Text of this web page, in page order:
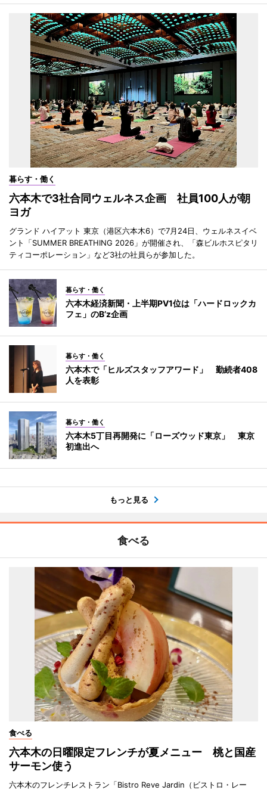
暮らす・働く
六本木で3社合同ウェルネス企画 社員100人が朝
ヨガ
グランド ハイアット 東京（港区六本木6）で7月24日、ウェルネスイベ
ント「SUMMER BREATHING 2026」が開催され、「森ビルホスピタリ
ティコーポレーション」など3社の社員らが参加した。
暮らす・働く
六本木経済新聞・上半期PV1位は「ハードロックカ
フェ」のB’z企画
暮らす・働く
六本木で「ヒルズスタッフアワード」 勤続者408
人を表彰
暮らす・働く
六本木5丁目再開発に「ローズウッド東京」 東京
初進出へ
もっと見る
食べる
食べる
六本木の日曜限定フレンチが夏メニュー 桃と国産
サーモン使う
六本木のフレンチレストラン「Bistro Reve Jardin（ビストロ・レー